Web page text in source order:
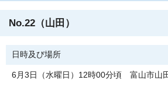
No.22（山田）
日時及び場所
6月3日（水曜日）12時00分頃 富山市山